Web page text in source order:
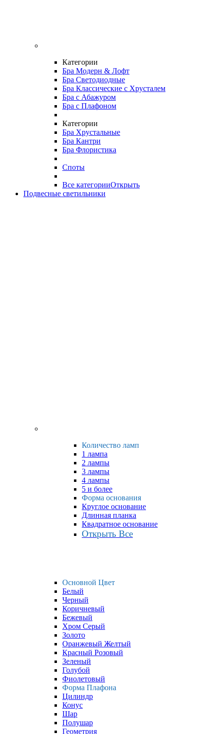
Категории
Бра Модерн & Лофт
Бра Светодиодные
Бра Классические с Хрусталем
Бра с Абажуром
Бра с Плафоном
Категории
Бра Хрустальные
Бра Кантри
Бра Флористика
Споты
Все категорииОткрыть
Подвесные светильники
Количество ламп
1 лампа
2 лампы
3 лампы
4 лампы
5 и более
Форма основания
Круглое основание
Длинная планка
Квадратное основание
Открыть Все
Основной Цвет
Белый
Черный
Коричневый
Бежевый
Хром Серый
Золото
Оранжевый Желтый
Красный Розовый
Зеленый
Голубой
Фиолетовый
Форма Плафона
Цилиндр
Конус
Шар
Полушар
Геометрия